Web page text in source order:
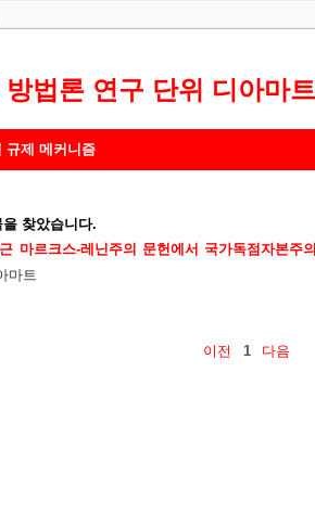
방법론 연구 단위 디아마트
규제 메커니즘
찾았습니다.
마르크스-레닌주의 문헌에서 국가독점자본
마트
이전 1 다음